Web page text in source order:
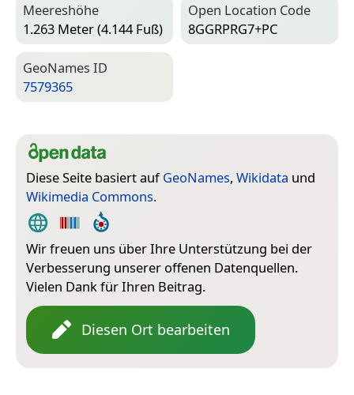
Meereshöhe
1.263 Meter (4.144 Fuß)
Open Location Code
8GGRPRG7+PC
Geo­Names ID
7579365
Diese Seite basiert aufGeoNames, Wikidata und
Wikimedia Commons.
Wir freuen uns über Ihre Unterstützung bei der
Verbesserung unserer offenen Datenquellen.
Vielen Dank für Ihren Beitrag.
Diesen Ort bearbeiten